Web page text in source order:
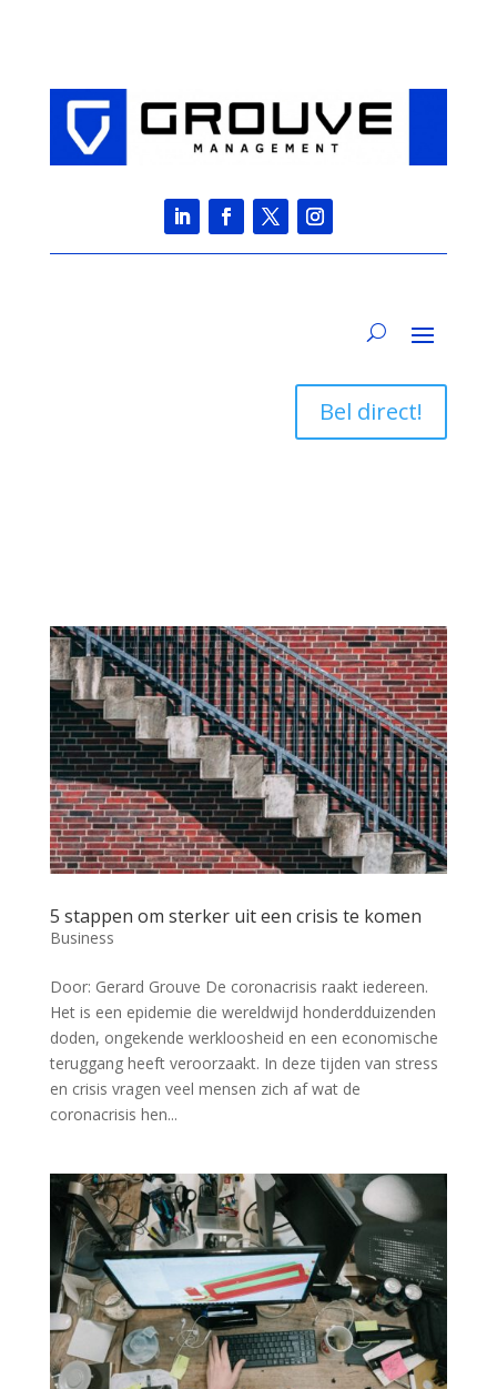
Bel direct!
5 stappen om sterker uit een crisis te komen
Business
Door: Gerard Grouve De coronacrisis raakt iedereen.
Het is een epidemie die wereldwijd honderdduizenden
doden, ongekende werkloosheid en een economische
teruggang heeft veroorzaakt. In deze tijden van stress
en crisis vragen veel mensen zich af wat de
coronacrisis hen...